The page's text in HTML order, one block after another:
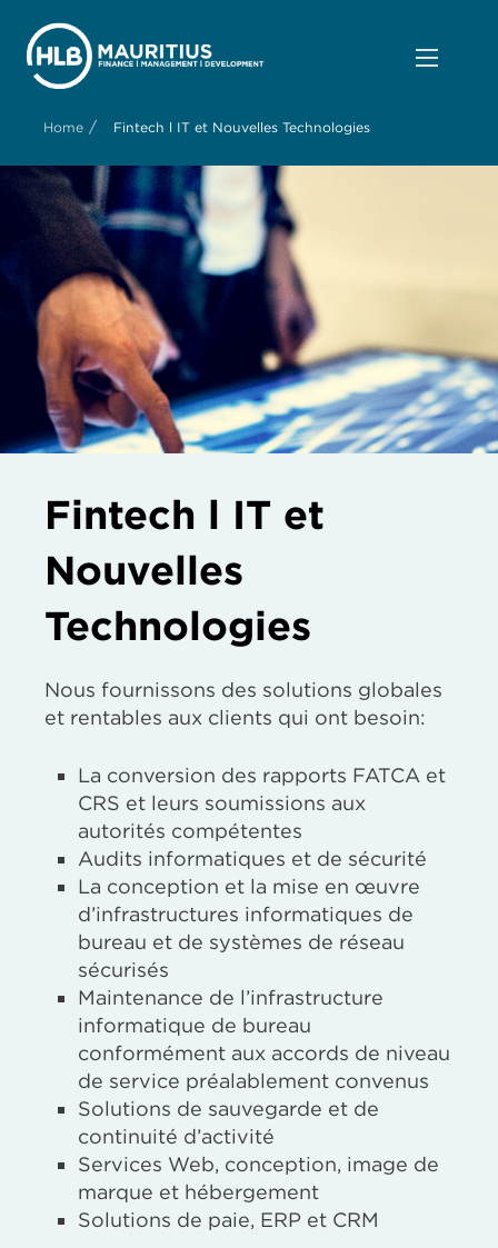
Home / Fintech l IT et Nouvelles Technologies
Fintech l IT et
Nouvelles
Technologies
Nous fournissons des solutions globales
et rentables aux clients qui ont besoin:
La conversion des rapports FATCA et
CRS et leurs soumissions aux
autorités compétentes
Audits informatiques et de sécurité
La conception et la mise en œuvre
d’infrastructures informatiques de
bureau et de systèmes de réseau
sécurisés
Maintenance de l’infrastructure
informatique de bureau
conformément aux accords de niveau
de service préalablement convenus
Solutions de sauvegarde et de
continuité d’activité
Services Web, conception, image de
marque et hébergement
Solutions de paie, ERP et CRM